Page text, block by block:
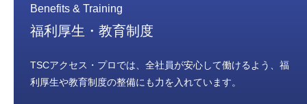
Benefits & Training
福利厚生・教育制度
TSCアクセス・プロでは、全社員が安心して働けるよう、福
利厚生や教育制度の整備にも力を入れています。